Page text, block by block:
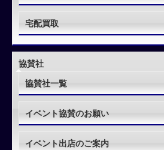
宅配買取
協賛社
協賛社一覧
イベント協賛のお願い
イベント出店のご案内